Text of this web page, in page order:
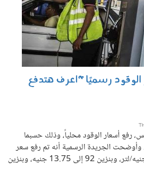
رسميًا "اعرف هتدفع
رفع أسعار الوقود محلياً، وذلك حسبما
وأوضحت الجريدة الرسمية أنه تم رفع سعر
بنزين 80 إلى 12.25 جنيه/لتر، وبنزين 92 إلى 13.75 جنيه، وبنزين